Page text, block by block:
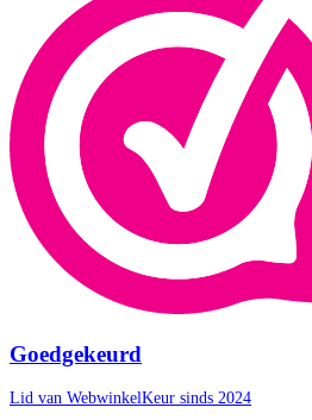
Goedgekeurd
Lid van WebwinkelKeur sinds 2024